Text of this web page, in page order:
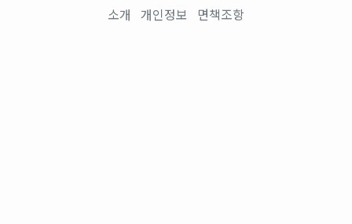
소개 개인정보 면책조항